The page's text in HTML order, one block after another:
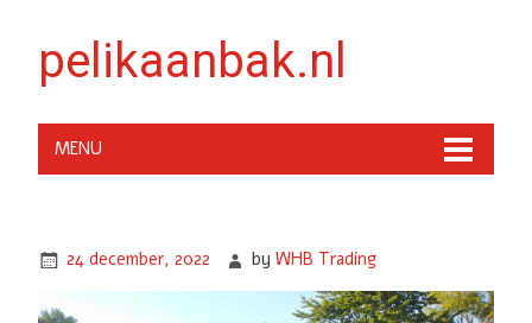
pelikaanbak.nl
MENU
24 december, 2022 byWHB Trading